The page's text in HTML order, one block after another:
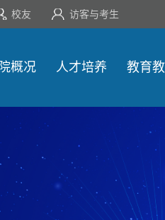
校友 访客与考生
概况 人才培养 教育